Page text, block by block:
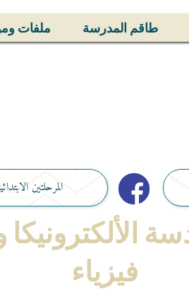
طاقم المدرسة ملفات
المرحلتين الابتدائية
فيزياء